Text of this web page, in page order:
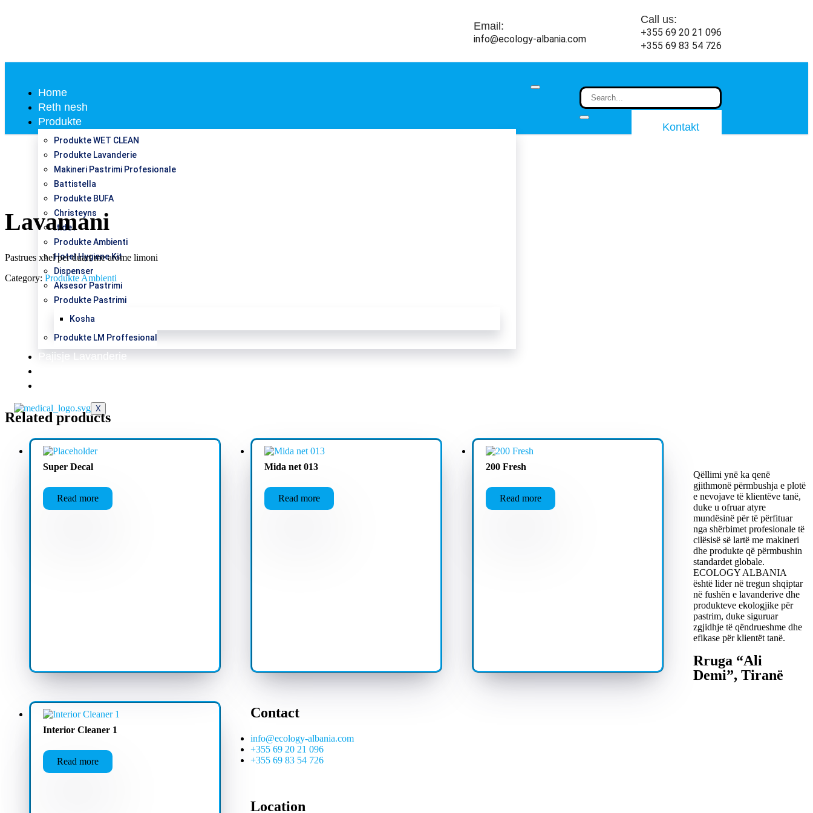
Email:
info@ecology-albania.com
Call us:
+355 69 20 21 096
+355 69 83 54 726
Home
Reth nesh
Produkte
Produkte WET CLEAN
Produkte Lavanderie
Makineri Pastrimi Profesionale
Battistella
Produkte BUFA
Christeyns
Itidet
Produkte Ambienti
Hotel Hygiene Kit
Dispenser
Aksesor Pastrimi
Produkte Pastrimi
Kosha
Produkte LM Proffesional
Pajisje Lavanderie
X
Kontakt
Lavamani
Pastrues xhel per duart me arome limoni
Category: Produkte Ambienti
Related products
Super Decal
Read more
Mida net 013
Read more
200 Fresh
Read more
Interior Cleaner 1
Read more
Qëllimi ynë ka qenë
gjithmonë përmbushja e plotë
e nevojave të klientëve tanë,
duke u ofruar atyre
mundësinë për të përfituar
nga shërbimet profesionale të
cilësisë së lartë me makineri
dhe produkte që përmbushin
standardet globale.
ECOLOGY ALBANIA
është lider në tregun shqiptar
në fushën e lavanderive dhe
produkteve ekologjike për
pastrim, duke siguruar
zgjidhje të qëndrueshme dhe
efikase për klientët tanë.
Rruga “Ali
Demi”, Tiranë
Contact
info@ecology-albania.com
+355 69 20 21 096
+355 69 83 54 726
Location